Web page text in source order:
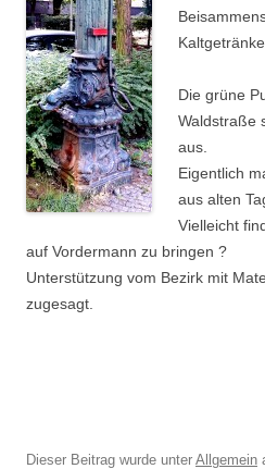
Die grüne
Waldstraße
aus.
Eigentlich
aus alten
Vielleicht
auf Vordermann zu bringen ?
Unterstützung vom Bezirk mit
zugesagt.
Dieser Beitrag wurde unter Allgemein